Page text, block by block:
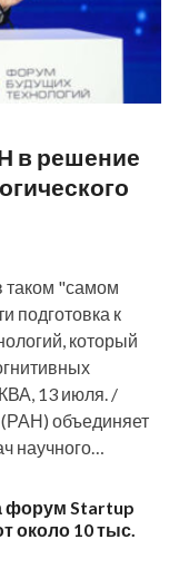
в решение
таком "самом
подготовка к
который
13 июля. /
объединяет
научного…
форум Startup
около 10 тыс.